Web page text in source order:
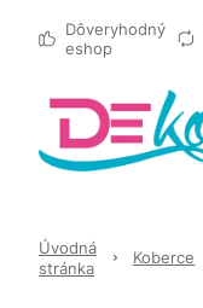
Dôveryhodný
eshop
Úvodná
stránka
Koberce